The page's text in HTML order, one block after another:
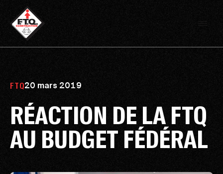
FTQ20 mars 2019
RÉACTION DE LA FTQ
AU BUDGET FÉDÉRAL